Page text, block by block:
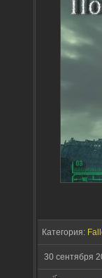
Категория:
30 сентября